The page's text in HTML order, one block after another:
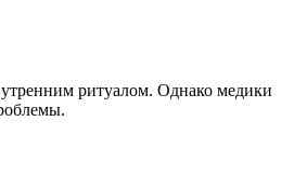
ритуалом. Однако медики